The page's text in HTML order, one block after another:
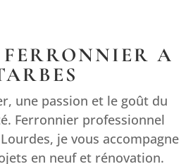
A
une passion et le goût du
Ferronnier professionnel
je vous accompagne
en neuf et rénovation.